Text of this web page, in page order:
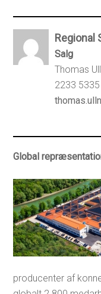
Regional
Salg
Thomas
2233 5335
Global
producenter af